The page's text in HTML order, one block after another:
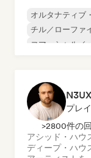
オルタナティブ
チル／ローファ
コマーシャル／
N3UX
プレ
>2800件の
アシッド・ハウ
ディープ・ハウ